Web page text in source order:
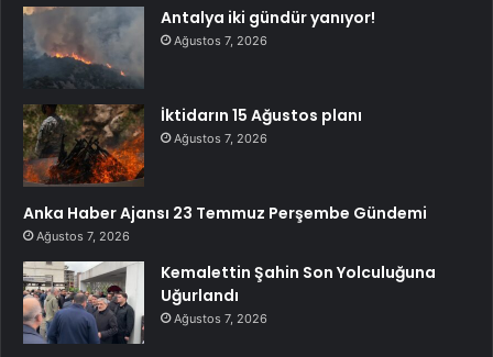
Antalya iki gündür yanıyor!
Ağustos 7, 2026
İktidarın 15 Ağustos planı
Ağustos 7, 2026
Anka Haber Ajansı 23 Temmuz Perşembe Gündemi
Ağustos 7, 2026
Kemalettin Şahin Son Yolculuğuna
Uğurlandı
Ağustos 7, 2026